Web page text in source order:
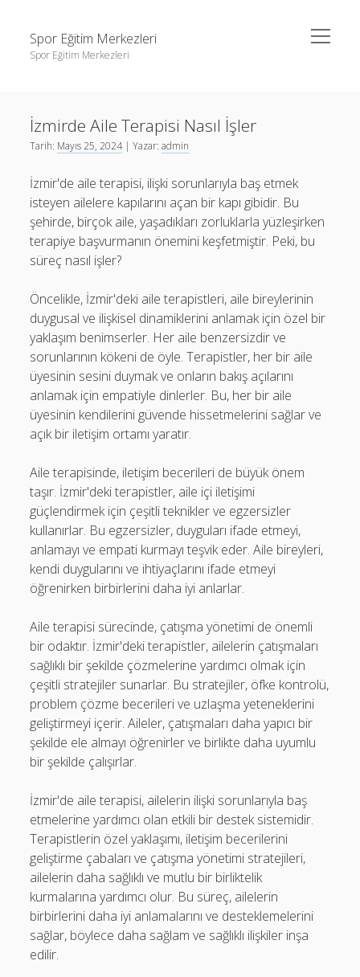
Spor Eğitim Merkezleri
Spor Eğitim Merkezleri
menüyü
aç
Sayfa Listesi
Şifresiz Instagram Beğeni Arttırma
Tiktok Yorum Yükleme Bedava
Sayfa Listesi
Şifresiz Instagram Beğeni Arttırma
Tiktok Yorum Yükleme Bedava
İzmirde Aile Terapisi Nasıl İşler
Tarih: Mayıs 25, 2024| Yazar:admin
İzmir'de aile terapisi, ilişki sorunlarıyla baş etmek
isteyen ailelere kapılarını açan bir kapı gibidir. Bu
şehirde, birçok aile, yaşadıkları zorluklarla yüzleşirken
terapiye başvurmanın önemini keşfetmiştir. Peki, bu
süreç nasıl işler?
Öncelikle, İzmir'deki aile terapistleri, aile bireylerinin
duygusal ve ilişkisel dinamiklerini anlamak için özel bir
yaklaşım benimserler. Her aile benzersizdir ve
sorunlarının kökeni de öyle. Terapistler, her bir aile
üyesinin sesini duymak ve onların bakış açılarını
anlamak için empatiyle dinlerler. Bu, her bir aile
üyesinin kendilerini güvende hissetmelerini sağlar ve
açık bir iletişim ortamı yaratır.
Aile terapisinde, iletişim becerileri de büyük önem
taşır. İzmir'deki terapistler, aile içi iletişimi
güçlendirmek için çeşitli teknikler ve egzersizler
kullanırlar. Bu egzersizler, duyguları ifade etmeyi,
anlamayı ve empati kurmayı teşvik eder. Aile bireyleri,
kendi duygularını ve ihtiyaçlarını ifade etmeyi
öğrenirken birbirlerini daha iyi anlarlar.
Aile terapisi sürecinde, çatışma yönetimi de önemli
bir odaktır. İzmir'deki terapistler, ailelerin çatışmaları
sağlıklı bir şekilde çözmelerine yardımcı olmak için
çeşitli stratejiler sunarlar. Bu stratejiler, öfke kontrolü,
problem çözme becerileri ve uzlaşma yeteneklerini
geliştirmeyi içerir. Aileler, çatışmaları daha yapıcı bir
şekilde ele almayı öğrenirler ve birlikte daha uyumlu
bir şekilde çalışırlar.
İzmir'de aile terapisi, ailelerin ilişki sorunlarıyla baş
etmelerine yardımcı olan etkili bir destek sistemidir.
Terapistlerin özel yaklaşımı, iletişim becerilerini
geliştirme çabaları ve çatışma yönetimi stratejileri,
ailelerin daha sağlıklı ve mutlu bir birliktelik
kurmalarına yardımcı olur. Bu süreç, ailelerin
birbirlerini daha iyi anlamalarını ve desteklemelerini
sağlar, böylece daha sağlam ve sağlıklı ilişkiler inşa
edilir.